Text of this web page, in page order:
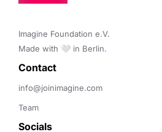
Imagine Foundation e.V.
Made with 🤍 in Berlin.
Contact
info@joinimagine.com
Team
Socials